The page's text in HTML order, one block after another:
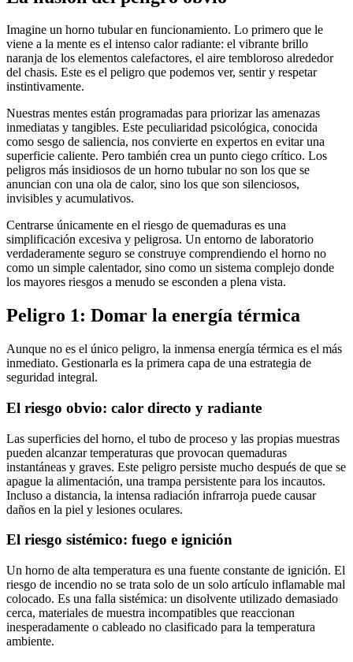
Imagine un horno tubular en funcionamiento. Lo primero que le
viene a la mente es el intenso calor radiante: el vibrante brillo
naranja de los elementos calefactores, el aire tembloroso alrededor
del chasis. Este es el peligro que podemos ver, sentir y respetar
instintivamente.
Nuestras mentes están programadas para priorizar las amenazas
inmediatas y tangibles. Este peculiaridad psicológica, conocida
como sesgo de saliencia, nos convierte en expertos en evitar una
superficie caliente. Pero también crea un punto ciego crítico. Los
peligros más insidiosos de un horno tubular no son los que se
anuncian con una ola de calor, sino los que son silenciosos,
invisibles y acumulativos.
Centrarse únicamente en el riesgo de quemaduras es una
simplificación excesiva y peligrosa. Un entorno de laboratorio
verdaderamente seguro se construye comprendiendo el horno no
como un simple calentador, sino como un sistema complejo donde
los mayores riesgos a menudo se esconden a plena vista.
Peligro 1: Domar la energía térmica
Aunque no es el único peligro, la inmensa energía térmica es el más
inmediato. Gestionarla es la primera capa de una estrategia de
seguridad integral.
El riesgo obvio: calor directo y radiante
Las superficies del horno, el tubo de proceso y las propias muestras
pueden alcanzar temperaturas que provocan quemaduras
instantáneas y graves. Este peligro persiste mucho después de que se
apague la alimentación, una trampa persistente para los incautos.
Incluso a distancia, la intensa radiación infrarroja puede causar
daños en la piel y lesiones oculares.
El riesgo sistémico: fuego e ignición
Un horno de alta temperatura es una fuente constante de ignición. El
riesgo de incendio no se trata solo de un solo artículo inflamable mal
colocado. Es una falla sistémica: un disolvente utilizado demasiado
cerca, materiales de muestra incompatibles que reaccionan
inesperadamente o cableado no clasificado para la temperatura
ambiente.